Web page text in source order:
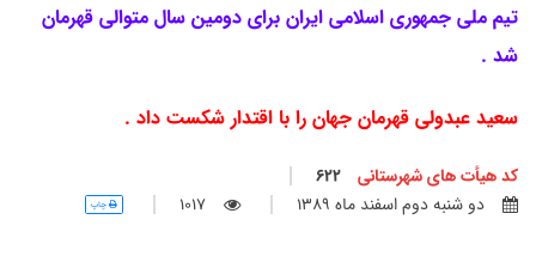
تیم ملی جمهوری اسلامی ایران برای دومین سال متوالی قهرمان
شد .
سعید عبدولی قهرمان جهان را با اقتدار شکست داد .
کد هیأت های شهرستانی
دو شنبه دوم اسفند ماه 1389
1017 چاپ